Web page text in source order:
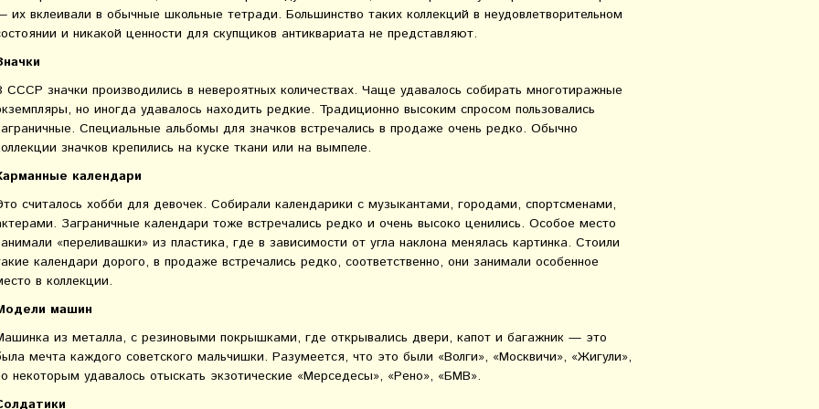
их вклеивали в обычные школьные тетради. Большинство таких коллекций в неудовлетворительном
и никакой ценности для скупщиков антиквариата не представляют.
СССР значки производились в невероятных количествах. Чаще удавалось собирать многотиражные
но иногда удавалось находить редкие. Традиционно высоким спросом пользовались
Специальные альбомы для значков встречались в продаже очень редко. Обычно
значков крепились на куске ткани или на вымпеле.
календари
считалось хобби для девочек. Собирали календарики с музыкантами, городами, спортсменами,
Заграничные календари тоже встречались редко и очень высоко ценились. Особое место
«переливашки» из пластика, где в зависимости от угла наклона менялась картинка. Стоили
календари дорого, в продаже встречались редко, соответственно, они занимали особенное
в коллекции.
машин
из металла, с резиновыми покрышками, где открывались двери, капот и багажник — это
мечта каждого советского мальчишки. Разумеется, что это были «Волги», «Москвичи», «Жигули»,
некоторым удавалось отыскать экзотические «Мерседесы», «Рено», «БМВ».